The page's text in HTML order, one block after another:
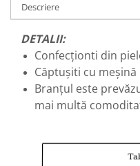
Descriere
DETALII:
Confecționti din
Căptușiti cu
Branțul este
mai multă